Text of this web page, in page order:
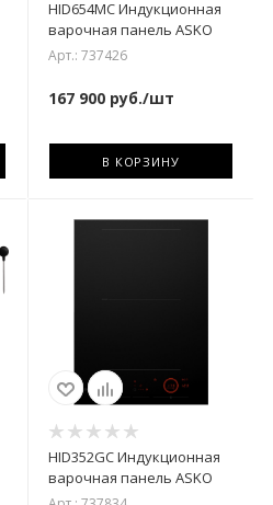
HID654MC Индукционная
варочная панель ASKO
Арт.: 737426
167 900руб./шт
В КОРЗИНУ
HID352GC Индукционная
варочная панель ASKO